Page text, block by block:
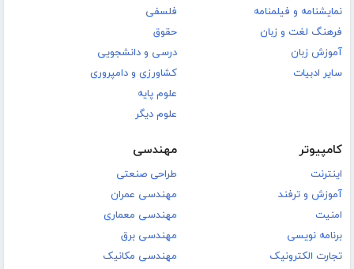
نمایشنامه و فیلمنامه
فرهنگ لغت و زبان
آموزش زبان
سایر ادبیات
فلسفی
حقوق
درسی و دانشجویی
کشاورزی و دامپروری
علوم پایه
علوم دیگر
کامپیوتر
اینترنت
آموزش و ترفند
امنیت
برنامه نویسی
تجارت الکترونیک
مهندسی
طراحی صنعتی
مهندسی عمران
مهندسی معماری
مهندسی برق
مهندسی مکانیک